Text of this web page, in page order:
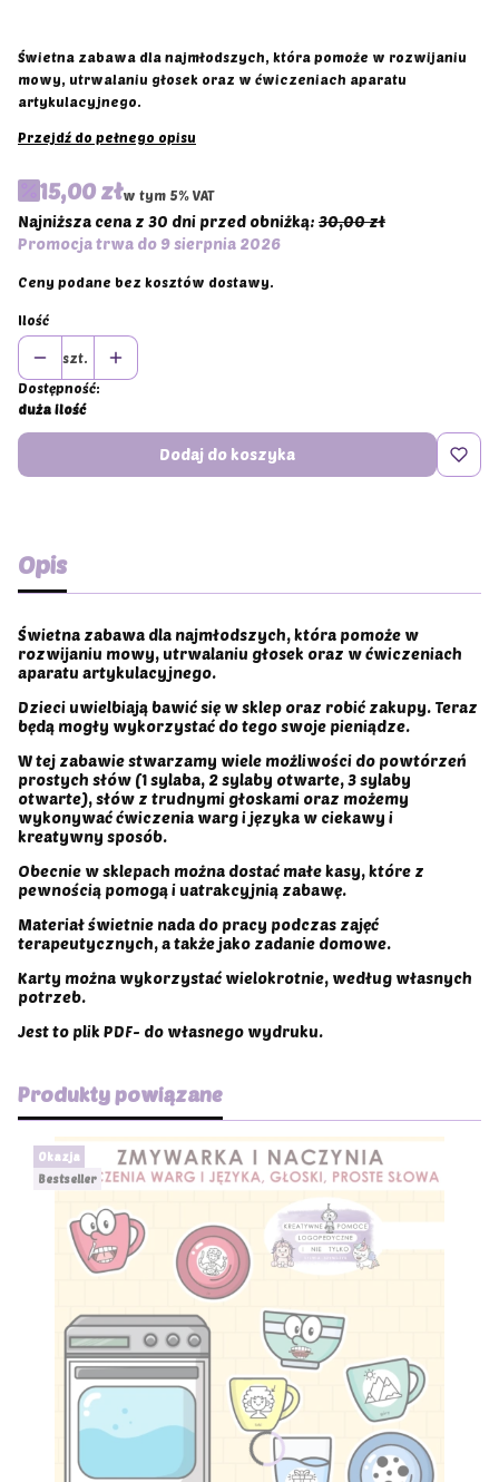
Świetna zabawa dla najmłodszych, która pomoże w rozwijaniu
mowy, utrwalaniu głosek oraz w ćwiczeniach aparatu
artykulacyjnego.
Przejdź do pełnego opisu
15,00 złw tym 5% VAT
w tym 5% VAT
Najniższa cena z 30 dni przed obniżką: 30,00 zł
Promocja trwa do 9 sierpnia 2026
Ceny podane bez kosztów dostawy.
Ilość
szt.
Dostępność:
duża ilość
Dodaj do koszyka
Opis
Świetna zabawa dla najmłodszych, która pomoże w
rozwijaniu mowy, utrwalaniu głosek oraz w ćwiczeniach
aparatu artykulacyjnego.
Dzieci uwielbiają bawić się w sklep oraz robić zakupy. Teraz
będą mogły wykorzystać do tego swoje pieniądze.
W tej zabawie stwarzamy wiele możliwości do powtórzeń
prostych słów (1 sylaba, 2 sylaby otwarte, 3 sylaby
otwarte), słów z trudnymi głoskami oraz możemy
wykonywać ćwiczenia warg i języka w ciekawy i
kreatywny sposób.
Obecnie w sklepach można dostać małe kasy, które z
pewnością pomogą i uatrakcyjnią zabawę.
Materiał świetnie nada do pracy podczas zajęć
terapeutycznych, a także jako zadanie domowe.
Karty można wykorzystać wielokrotnie, według własnych
potrzeb.
Jest to plik PDF- do własnego wydruku.
Produkty powiązane
Okazja
Bestseller